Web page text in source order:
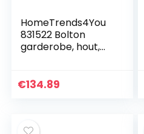
HomeTrends4You
831522 Bolton
garderobe, hout,
€134.89